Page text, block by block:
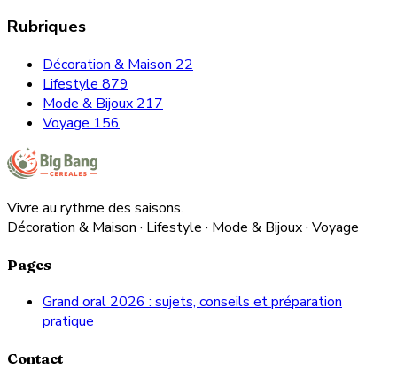
Rubriques
Décoration & Maison 22
Lifestyle 879
Mode & Bijoux 217
Voyage 156
Vivre au rythme des saisons.
Décoration & Maison · Lifestyle · Mode & Bijoux · Voyage
Pages
Grand oral 2026 : sujets, conseils et préparation
pratique
Contact